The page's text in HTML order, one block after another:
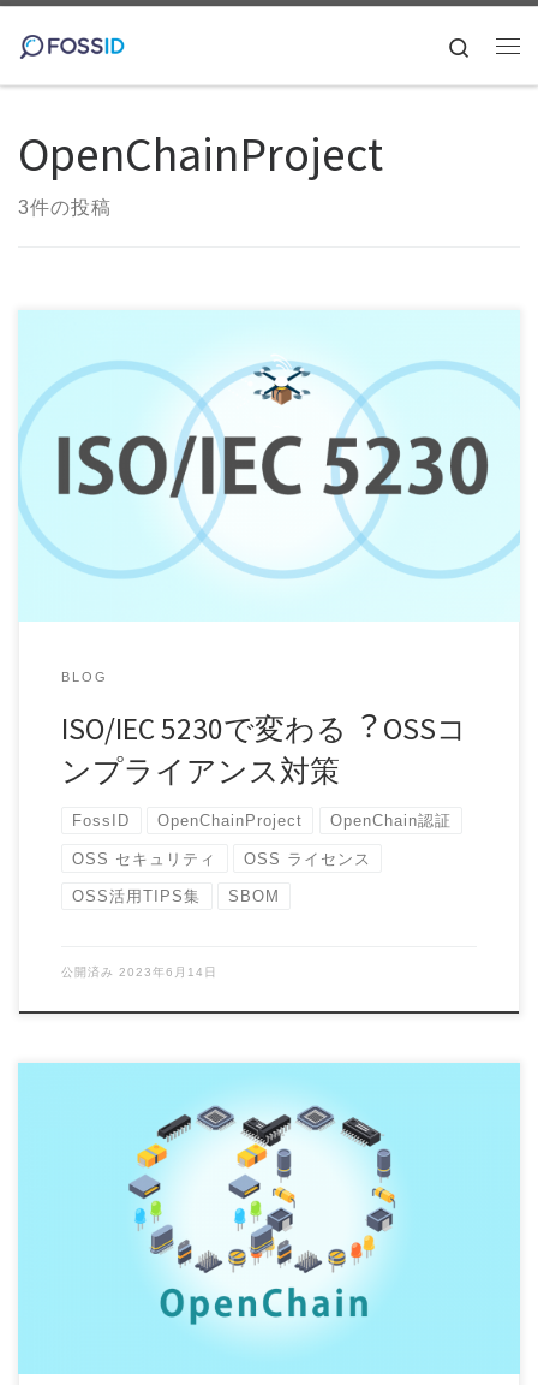
コンテンツへスキップ
Search
OpenChainProject
3件の投稿
BLOG
ISO/IEC 5230で変わる︖ OSSコ
ンプライアンス対策
FossID OpenChainProject OpenChain認証
OSS セキュリティ OSS ライセンス
OSS活用TIPS集 SBOM
公開済み 2023年6月14日